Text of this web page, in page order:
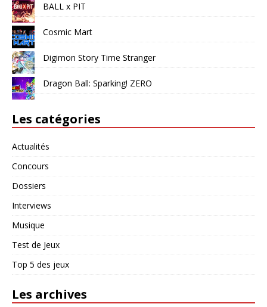
BALL x PIT
Cosmic Mart
Digimon Story Time Stranger
Dragon Ball: Sparking! ZERO
Les catégories
Actualités
Concours
Dossiers
Interviews
Musique
Test de Jeux
Top 5 des jeux
Les archives